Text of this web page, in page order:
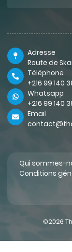
Adresse
Route de
Téléphone
+216 99 140
Whatsapp
+216 99 140
Email
Qui sommes-
Conditions
©2026